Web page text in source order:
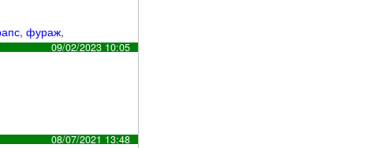
,фураж,
09/02/2023 10:05
08/07/2021 13:48